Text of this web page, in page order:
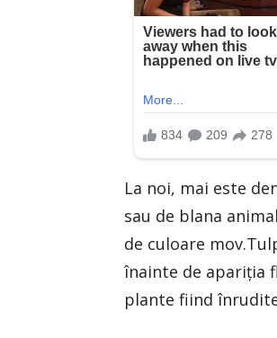
La noi, mai este
sau de blana
de culoare
înainte de apariția
plante fiind